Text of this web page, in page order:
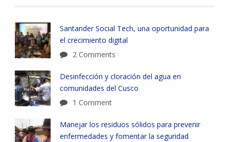
Santander Social Tech, una oportunidad para
el crecimiento digital
2 Comments
Desinfección y cloración del agua en
comunidades del Cusco
1 Comment
Manejar los residuos sólidos para prevenir
enfermedades y fomentar la seguridad